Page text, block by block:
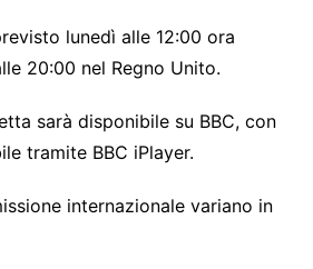
lunedì alle 12:00 ora
20:00 nel Regno Unito.
sarà disponibile su BBC, con
tramite BBC iPlayer.
internazionale variano in